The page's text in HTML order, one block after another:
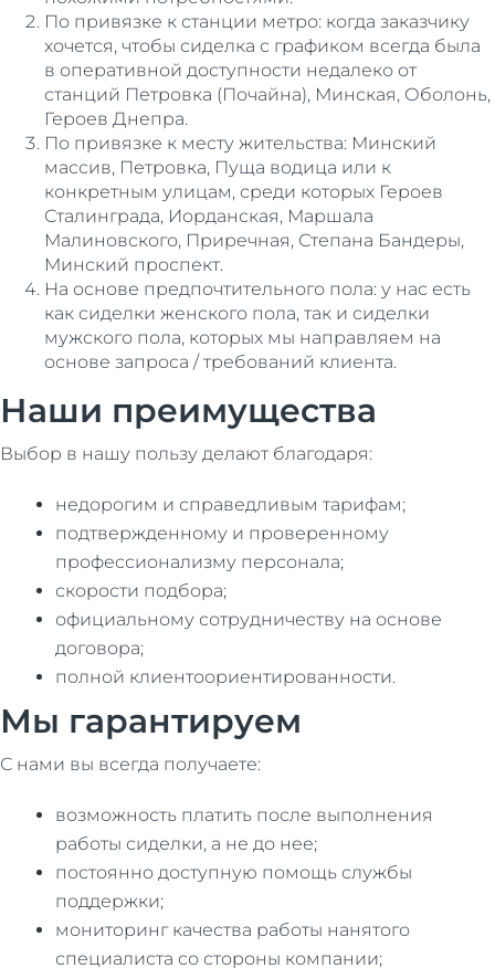
По привязке к станции метро: когда заказчику
хочется, чтобы сиделка с графиком всегда была
в оперативной доступности недалеко от
станций Петровка (Почайна), Минская, Оболонь,
Героев Днепра.
По привязке к месту жительства: Минский
массив, Петровка, Пуща водица или к
конкретным улицам, среди которых Героев
Сталинграда, Иорданская, Маршала
Малиновского, Приречная, Степана Бандеры,
Минский проспект.
На основе предпочтительного пола: у нас есть
как сиделки женского пола, так и сиделки
мужского пола, которых мы направляем на
основе запроса / требований клиента.
Наши преимущества
Выбор в нашу пользу делают благодаря:
недорогим и справедливым тарифам;
подтвержденному и проверенному
профессионализму персонала;
скорости подбора;
официальному сотрудничеству на основе
договора;
полной клиентоориентированности.
Мы гарантируем
С нами вы всегда получаете:
возможность платить после выполнения
работы сиделки, а не до нее;
постоянно доступную помощь службы
поддержки;
мониторинг качества работы нанятого
специалиста со стороны компании;